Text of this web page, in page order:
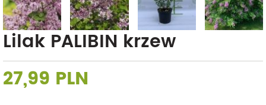
Lilak PALIBIN krzew
27,99 PLN